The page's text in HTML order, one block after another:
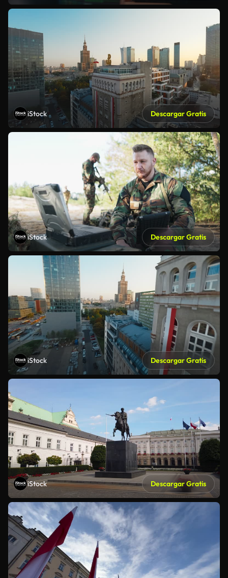
iStock Descargar Gratis
iStock Descargar Gratis
iStock Descargar Gratis
iStock Descargar Gratis